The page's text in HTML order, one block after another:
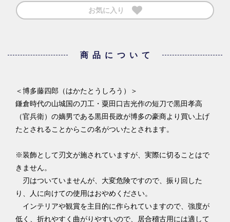
お気に入り
商品について
＜博多藤四郎（はかたとうしろう）＞
鎌倉時代の山城国の刀工・粟田口吉光作の短刀で黒田孝高
（官兵衛）の嫡男である黒田長政が博多の豪商より買い上げ
たとされることからこの名がついたとされます。
※装飾として刃文が施されていますが、実際に切ることはで
きません。
刃はついていませんが、大変危険ですので、振り回した
り、人に向けての使用はおやめください。
インテリアや観賞を主目的に作られていますので、強度が
低く、折れやすく曲がりやすいので、居合稽古用には適して